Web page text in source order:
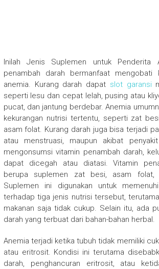
Inilah Jenis Suplemen untuk Penderita
penambah darah bermanfaat mengobati
anemia. Kurang darah dapat slot garansi
seperti lesu dan cepat lelah, pusing atau
pucat, dan jantung berdebar. Anemia
kekurangan nutrisi tertentu, seperti zat
asam folat. Kurang darah juga bisa terjadi
atau menstruasi, maupun akibat
mengonsumsi vitamin penambah darah,
dapat dicegah atau diatasi. Vitamin
berupa suplemen zat besi, asam folat,
Suplemen ini digunakan untuk
terhadap tiga jenis nutrisi tersebut,
makanan saja tidak cukup. Selain itu, ada
darah yang terbuat dari bahan-bahan herbal.
Anemia terjadi ketika tubuh tidak memiliki
atau eritrosit. Kondisi ini terutama
darah, penghancuran eritrosit, atau